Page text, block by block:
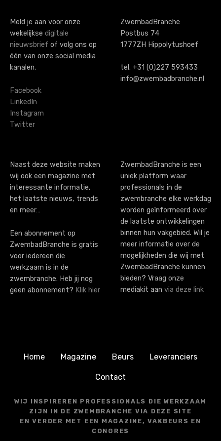
Meld je aan voor onze
wekelijkse digitale
nieuwsbrief of volg ons op
één van onze social media
kanalen.
Facebook
LinkedIn
Instagram
Twitter
ZwembadBranche
Postbus 74
1777ZH Hippolytushoef
tel. +31 (0)227 593433
info@zwembadbranche.nl
Naast deze website maken
wij ook een magazine met
interessante informatie,
het laatste nieuws, trends
en meer…
Een abonnement op
ZwembadBranche is gratis
voor iedereen die
werkzaam is in de
zwembranche. Heb jij nog
geen abonnement? Klik hier
ZwembadBranche is een
uniek platform waar
professionals in de
zwembranche elke werkdag
worden geïnformeerd over
de laatste ontwikkelingen
binnen hun vakgebied. Wil je
meer informatie over de
mogelijkheden die wij met
ZwembadBranche kunnen
bieden? Vraag onze
mediakit aan via deze link
Home Magazine Beurs Leveranciers
Contact
WIJ INSPIREREN PROFESSIONALS DIE WERKZAAM
ZIJN IN DE ZWEMBRANCHE VIA DEZE SITE
EN VERDER MET EEN MAGAZINE, VAKBEURS EN
CONGRES